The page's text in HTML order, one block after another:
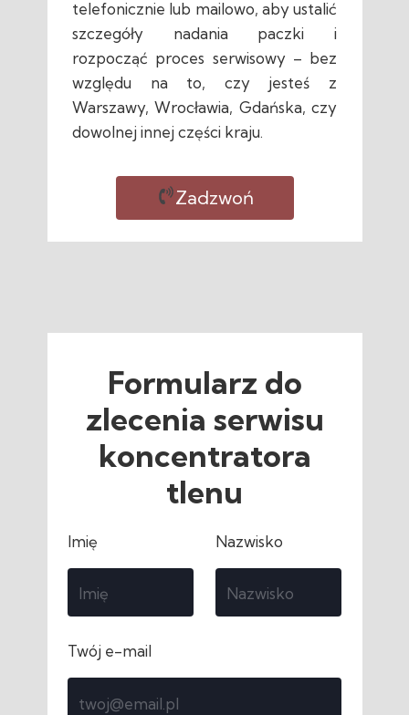
telefonicznie lub mailowo, aby ustalić
szczegóły nadania paczki i
rozpocząć proces serwisowy – bez
względu na to, czy jesteś z
Warszawy, Wrocławia, Gdańska, czy
dowolnej innej części kraju.
Zadzwoń
Imię Nazwisko
Twój e-mail
Formularz do
zlecenia serwisu
koncentratora
tlenu